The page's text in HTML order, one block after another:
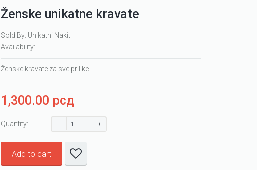
Ženske unikatne kravate
Sold By: Unikatni Nakit
Availability:
Ženske kravate za sve prilike
1,300.00 рсд
Quantity:
Add to cart